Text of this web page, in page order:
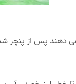
مسیری حدود ۸۰ کیلومتر طی